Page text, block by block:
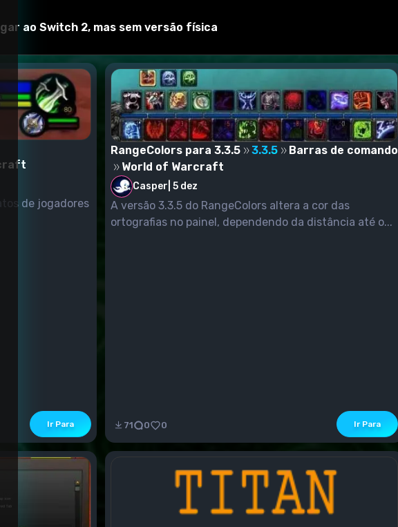
de jogadores
Ir Para
RangeColors para 3.3.5 3.3.5
Barras de comando
World of Warcraft
Casper 5 dez
A versão 3.3.5 do RangeColors altera a cor das
ortografias no painel, dependendo da distância até o...
71 0 0 Ir Para
ao Switch 2, mas sem versão física